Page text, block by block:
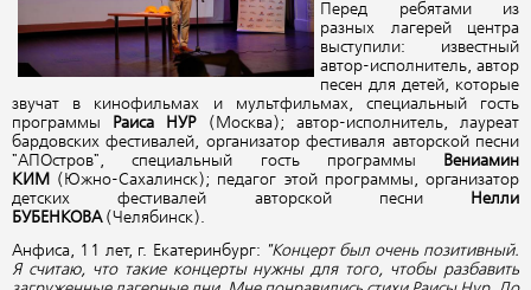
Перед ребятами из
разных лагерей центра
выступили: известный
автор-исполнитель, автор
песен для детей, которые
звучат в кинофильмах и мультфильмах, специальный гость
программы
Раиса НУР(Москва); автор-исполнитель, лауреат
бардовских фестивалей, организатор фестиваля авторской песни
"АПОстров", специальный гость программы
Вениамин
КИМ (Южно-Сахалинск); педагог этой программы, организатор
детских фестивалей авторской песни
Нелли
БУБЕНКОВА (Челябинск).
Анфиса, 11 лет, г. Екатеринбург: "Концерт был очень позитивный.
Я считаю, что такие концерты нужны для того, чтобы разбавить